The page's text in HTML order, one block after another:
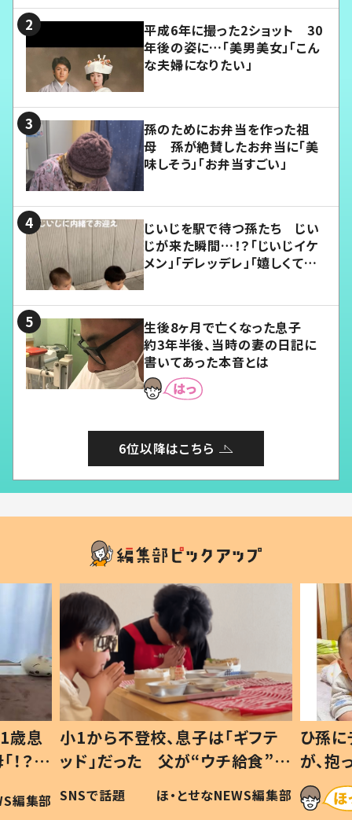
平成6年に撮った2ショット 30
年後の姿に…「美男美女」「こん
な夫婦になりたい」
孫のためにお弁当を作った祖
母 孫が絶賛したお弁当に「美
味しそう」「お弁当すごい」
じいじを駅で待つ孫たち じい
じが来た瞬間…！？「じいじイケ
メン」「デレッデレ」「嬉しくて可
生後8ヶ月で亡くなった息子
約3年半後、当時の妻の日記に
書いてあった本音とは
6位以降はこちら
歳息
？」
編集部
小1から不登校、息子は「ギフテ
ッド」だった 父が“ウチ給食”を
作り続ける理由とは #令和の親
#令和の子
SNSで話題 ほ・とせなNEWS編集部
ひ孫
が、
「涙が
い」